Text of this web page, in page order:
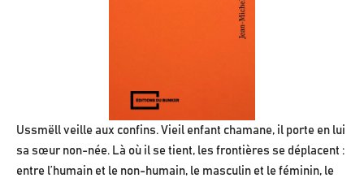
Ussmëll veille aux confins. Vieil enfant chamane, il porte en lui
sa sœur non-née. Là où il se tient, les frontières se déplacent :
entre l’humain et le non-humain, le masculin et le féminin, le